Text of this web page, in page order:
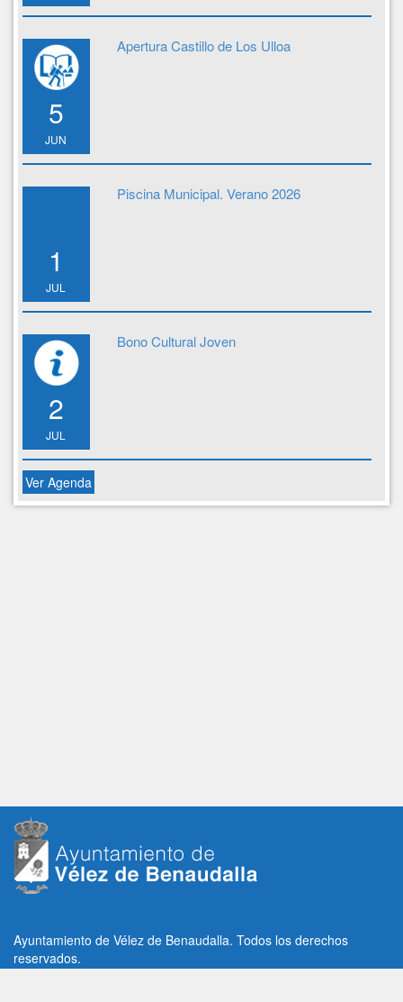
5
JUN
Apertura Castillo de Los Ulloa
1
JUL
Piscina Municipal. Verano 2026
2
JUL
Bono Cultural Joven
Ver Agenda
Ayuntamiento de Vélez de Benaudalla. Todos los derechos
reservados.